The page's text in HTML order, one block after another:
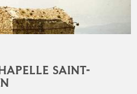
SAINT-